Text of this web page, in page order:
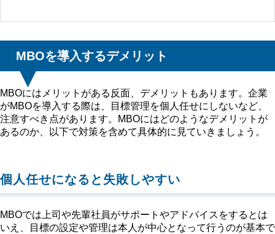
MBOを導入するデメリット
MBOにはメリットがある反面、デメリットもあります。企業
がMBOを導入する際は、目標管理を個人任せにしないなど、
注意すべき点があります。MBOにはどのようなデメリットが
あるのか、以下で対策を含めて具体的に見ていきましょう。
個人任せになると失敗しやすい
MBOでは上司や先輩社員がサポートやアドバイスをするとは
いえ、目標の設定や管理は本人が中心となって行うのが基本で